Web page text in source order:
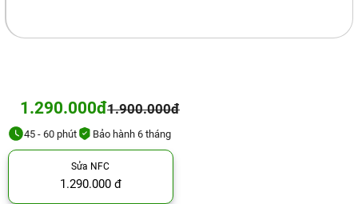
1.290.000đ1.900.000đ
45 - 60 phút Bảo hành 6 tháng
Sửa NFC
1.290.000 đ